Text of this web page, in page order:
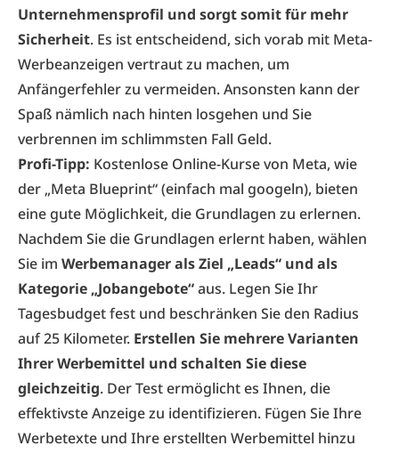
Unternehmensprofil und sorgt somit für mehr
Sicherheit. Es ist entscheidend, sich vorab mit Meta-
Werbeanzeigen vertraut zu machen, um
Anfängerfehler zu vermeiden. Ansonsten kann der
Spaß nämlich nach hinten losgehen und Sie
verbrennen im schlimmsten Fall Geld.
Profi-Tipp: Kostenlose Online-Kurse von Meta, wie
der „Meta Blueprint“ (einfach mal googeln), bieten
eine gute Möglichkeit, die Grundlagen zu erlernen.
Nachdem Sie die Grundlagen erlernt haben, wählen
Sie im Werbemanager als Ziel „Leads“ und als
Kategorie „Jobangebote“aus. Legen Sie Ihr
Tagesbudget fest und beschränken Sie den Radius
auf 25 Kilometer. Erstellen Sie mehrere Varianten
Ihrer Werbemittel und schalten Sie diese
gleichzeitig. Der Test ermöglicht es Ihnen, die
effektivste Anzeige zu identifizieren. Fügen Sie Ihre
Werbetexte und Ihre erstellten Werbemittel hinzu